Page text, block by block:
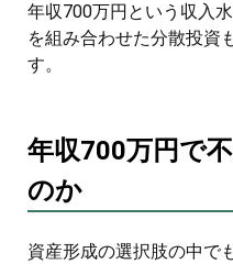
年収700万円という収入
を組み合わせた分散投資
す。
年収700万円で
のか
資産形成の選択肢の中で